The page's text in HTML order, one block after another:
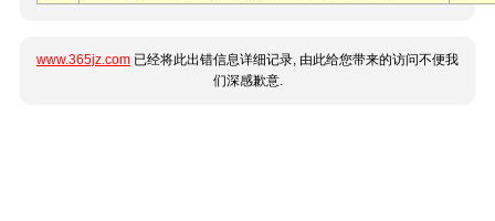
www.365jz.com 已经将此出错信息详细记录, 由此给您带来的访问不便我
们深感歉意.